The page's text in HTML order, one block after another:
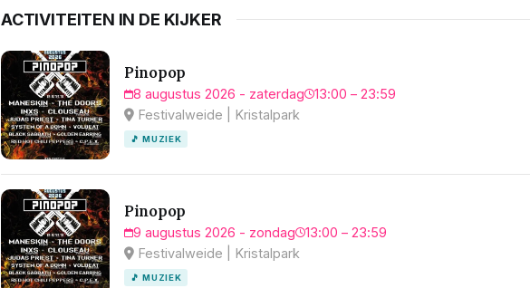
ACTIVITEITEN IN DE KIJKER
Pinopop
8 augustus 2026 - zaterdag
13:00 – 23:59
Festivalweide | Kristalpark
🎵 MUZIEK
Pinopop
9 augustus 2026 - zondag
13:00 – 23:59
Festivalweide | Kristalpark
🎵 MUZIEK